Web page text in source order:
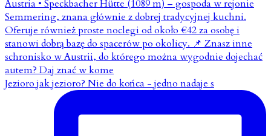
Jezioro jak jezioro? Nie do końca - jedno nadaje s